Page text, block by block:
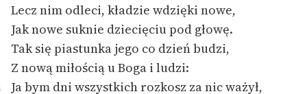
Kontakt
O projekcie
Zespół
Lecz nim odleci, kładzie wdzięki nowe,
Jak nowe suknie dziecięciu pod głowę.
Tak się piastunka jego co dzień budzi,
Z nową miłością u Boga i ludzi:
Ja bym dni wszystkich rozkosz za nic ważył,